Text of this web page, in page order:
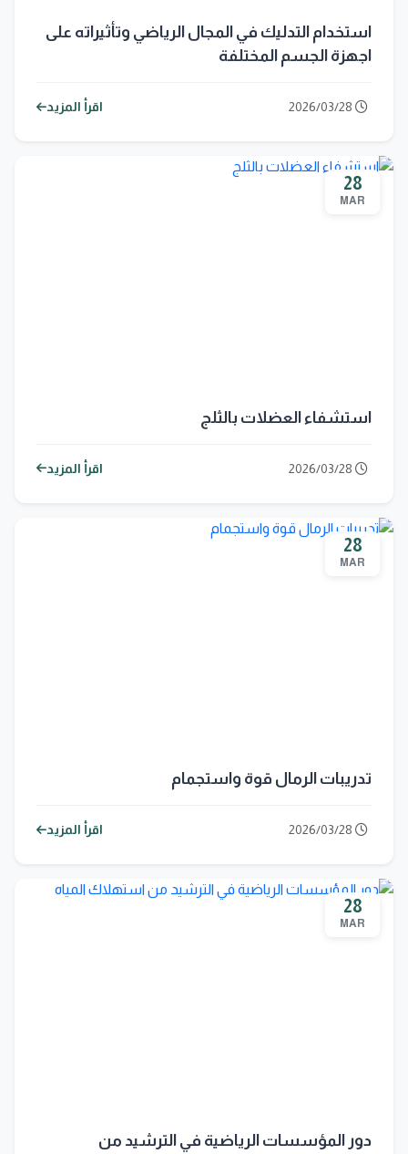
استخدام التدليك في المجال الرياضي وتأثيراته على
اجهزة الجسم المختلفة
اقرأ المزيد
28
MAR
استشفاء العضلات بالثلج
اقرأ المزيد
28
MAR
تدريبات الرمال قوة واستجمام
اقرأ المزيد
28
MAR
دور المؤسسات الرياضية في الترشيد من